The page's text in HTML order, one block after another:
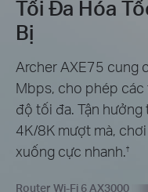
Tối Đa Hóa
Bị
Archer AXE75 cung
Mbps, cho phép
độ tối đa. Tận
4K/8K mượt mà,
xuống cực nhanh.†